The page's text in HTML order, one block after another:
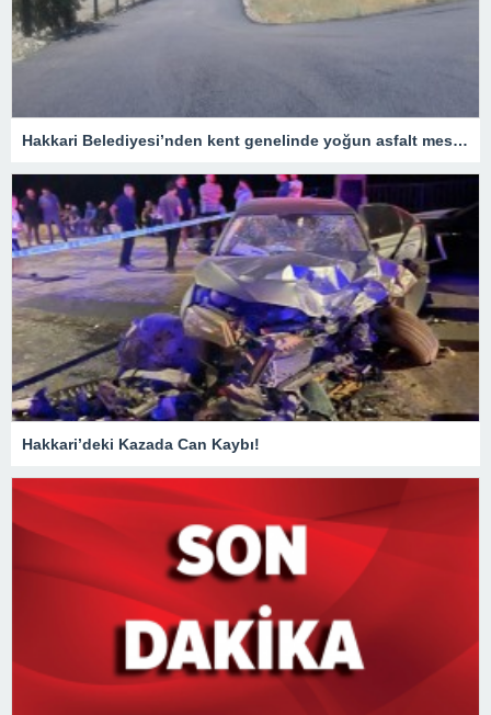
Hakkari Belediyesi’nden kent genelinde yoğun asfalt mesaisi
Hakkari’deki Kazada Can Kaybı!